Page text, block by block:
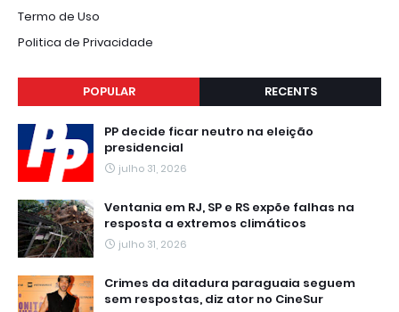
Termo de Uso
Politica de Privacidade
POPULAR RECENTS
PP decide ficar neutro na eleição
presidencial
julho 31, 2026
Ventania em RJ, SP e RS expõe falhas na
resposta a extremos climáticos
julho 31, 2026
Crimes da ditadura paraguaia seguem
sem respostas, diz ator no CineSur